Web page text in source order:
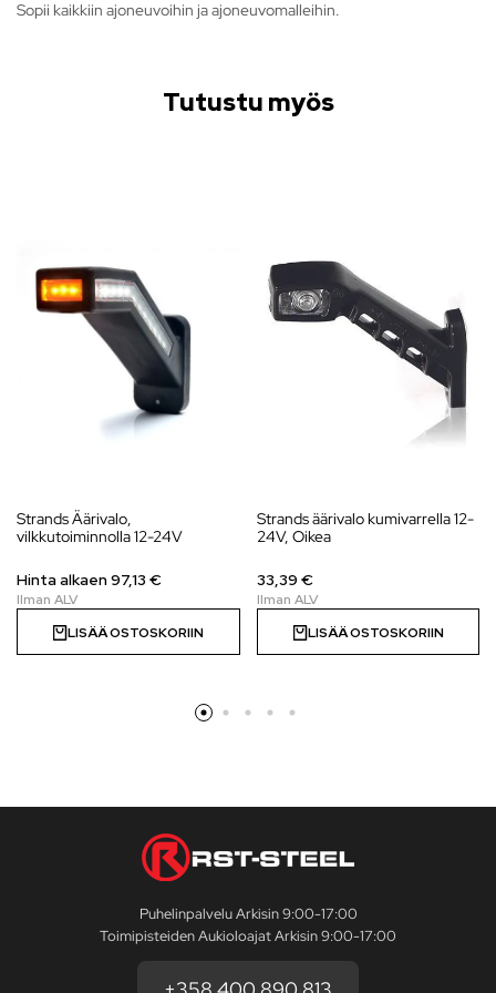
Sopii kaikkiin ajoneuvoihin ja ajoneuvomalleihin.
Tutustu myös
Strands Äärivalo,
vilkkutoiminnolla 12-24V
Hinta alkaen 97,13 €
LISÄÄ OSTOSKORIIN
Strands äärivalo kumivarrella 12-
24V, Oikea
33,39 €
LISÄÄ OSTOSKORIIN
Puhelinpalvelu Arkisin 9:00-17:00
Toimipisteiden Aukioloajat Arkisin 9:00-17:00